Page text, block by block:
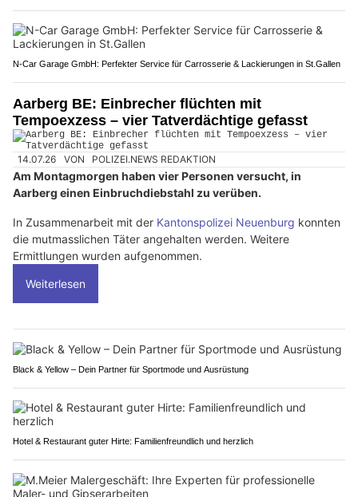
N-Car Garage GmbH: Perfekter Service für Carrosserie & Lackierungen in St.Gallen
Aarberg BE: Einbrecher flüchten mit
Tempoexzess – vier Tatverdächtige gefasst
14.07.26 VON POLIZEI.NEWS REDAKTION
Am Montagmorgen haben vier Personen versucht, in
Aarberg einen Einbruchdiebstahl zu verüben.
In Zusammenarbeit mit der Kantonspolizei Neuenburg konnten
die mutmasslichen Täter angehalten werden. Weitere
Ermittlungen wurden aufgenommen.
Weiterlesen
Black & Yellow – Dein Partner für Sportmode und Ausrüstung
Hotel & Restaurant guter Hirte: Familienfreundlich und herzlich